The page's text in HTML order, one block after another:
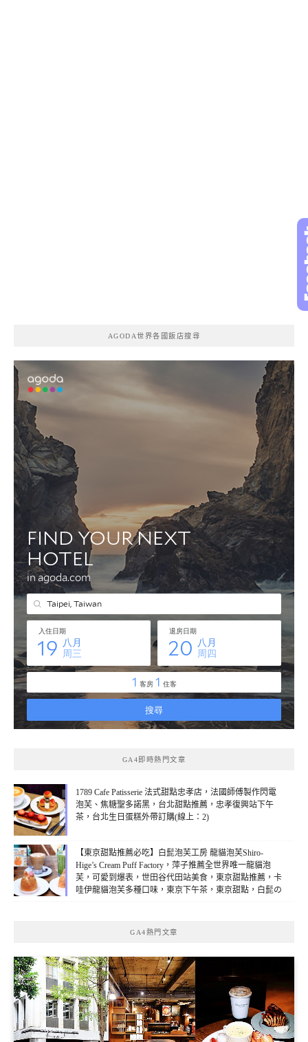
AGODA世界各國飯店搜尋
GA4即時熱門文章
1789 Cafe Patisserie 法式甜點忠孝店，法國師傅製作閃電
泡芙、焦糖聖多諾黑，台北甜點推薦，忠孝復興站下午
茶，台北生日蛋糕外帶訂購(線上：2)
【東京甜點推薦必吃】白髭泡芙工房 龍貓泡芙Shiro-
Hige’s Cream Puff Factory，萍子推薦全世界唯一龍貓泡
芙，可愛到爆表，世田谷代田站美食，東京甜點推薦，卡
哇伊龍貓泡芙多種口味，東京下午茶，東京甜點，白髭の
GA4熱門文章